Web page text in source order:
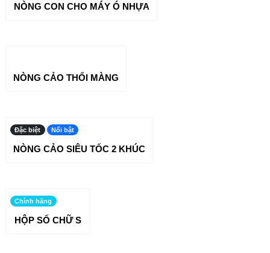
NÒNG CON CHO MÁY Ó NHỰA
NÒNG CẢO THỔI MÀNG
Đặc biệt Nổi bật
NÒNG CẢO SIÊU TỐC 2 KHÚC
Chính hãng
HỘP SỐ CHỮ S